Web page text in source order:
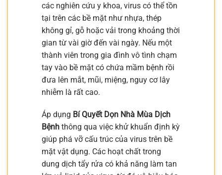
các nghiên cứu y khoa, virus có thể tồn
tại trên các bề mặt như nhựa, thép
không gỉ, gỗ hoặc vải trong khoảng thời
gian từ vài giờ đến vài ngày. Nếu một
thành viên trong gia đình vô tình chạm
tay vào bề mặt có chứa mầm bệnh rồi
đưa lên mắt, mũi, miệng, nguy cơ lây
nhiễm là rất cao.
Áp dụng Bí Quyết Dọn Nhà Mùa Dịch
Bệnh thông qua việc khử khuẩn định kỳ
giúp phá vỡ cấu trúc của virus trên bề
mặt vật dụng. Các hoạt chất trong
dung dịch tẩy rửa có khả năng làm tan